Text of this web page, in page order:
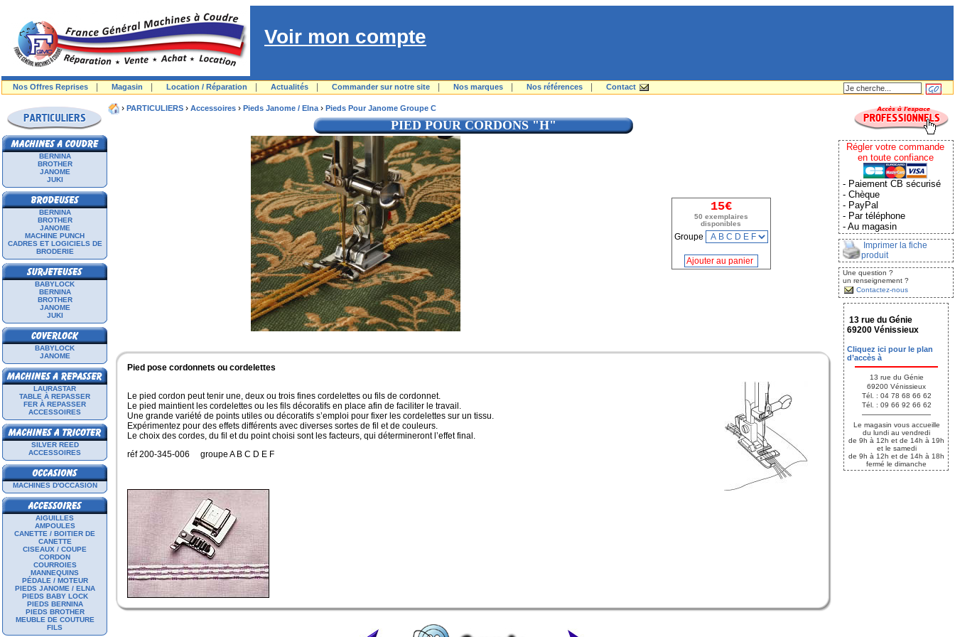
Voir mon compte
Nos Offres Reprises Magasin Location / Réparation Actualités Commander sur notre site Nos marques Nos références Contact
BERNINA
BROTHER
JANOME
JUKI
BERNINA
BROTHER
JANOME
MACHINE PUNCH
CADRES ET LOGICIELS DE
BRODERIE
BABYLOCK
BERNINA
BROTHER
JANOME
JUKI
BABYLOCK
JANOME
LAURASTAR
TABLE À REPASSER
FER À REPASSER
ACCESSOIRES
SILVER REED
ACCESSOIRES
MACHINES D'OCCASION
AIGUILLES
AMPOULES
CANETTE / BOITIER DE
CANETTE
CISEAUX / COUPE
CORDON
COURROIES
MANNEQUINS
PÉDALE / MOTEUR
PIEDS JANOME / ELNA
PIEDS BABY LOCK
PIEDS BERNINA
PIEDS BROTHER
MEUBLE DE COUTURE
FILS
› PARTICULIERS › Accessoires › Pieds Janome / Elna› Pieds Pour Janome Groupe C
PIED POUR CORDONS "H"
15€
50 exemplaires
disponibles
Groupe
Pied pose cordonnets ou cordelettes
Le pied cordon peut tenir une, deux ou trois fines cordelettes ou fils de cordonnet.
Le pied maintient les cordelettes ou les fils décoratifs en place afin de faciliter le travail.
Une grande variété de points utiles ou décoratifs s’emploi pour fixer les cordelettes sur un tissu.
Expérimentez pour des effets différents avec diverses sortes de fil et de couleurs.
Le choix des cordes, du fil et du point choisi sont les facteurs, qui détermineront l’effet final.
réf 200-345-006 groupe A B C D E F
Régler votre commande
en toute confiance
- Paiement CB sécurisé
- Chèque
- PayPal
- Par téléphone
- Au magasin
Imprimer la fiche
produit
Une question ?
un renseignement ?
Contactez-nous
13 rue du Génie
69200 Vénissieux
Cliquez ici pour le plan
d’accès à
13 rue du Génie
69200 Vénissieux
Tél. : 04 78 68 66 62
Tél. : 09 66 92 66 62
Le magasin vous accueille
du lundi au vendredi
de 9h à 12h et de 14h à 19h
et le samedi
de 9h à 12h et de 14h à 18h
fermé le dimanche